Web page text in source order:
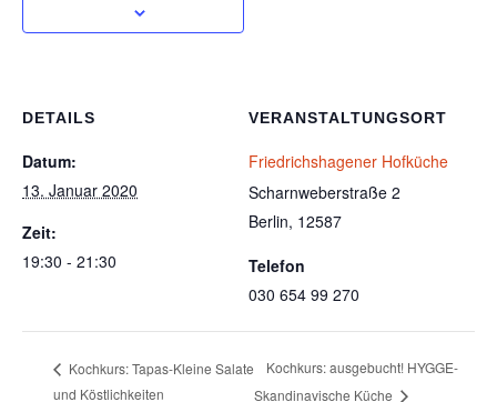
DETAILS
Datum:
13. Januar 2020
Zeit:
19:30 - 21:30
VERANSTALTUNGSORT
Friedrichshagener Hofküche
Scharnweberstraße 2
Berlin, 12587
Telefon
030 654 99 270
Kochkurs: Tapas-Kleine Salate
und Köstlichkeiten
Kochkurs: ausgebucht! HYGGE-
Skandinavische Küche